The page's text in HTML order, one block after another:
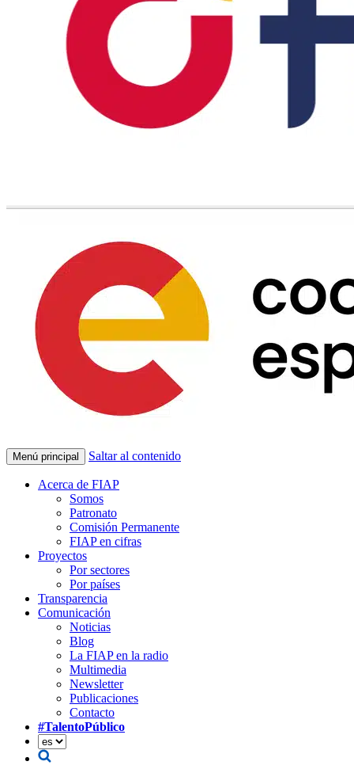
Menú principal Saltar al contenido
Acerca de FIAP
Somos
Patronato
Comisión Permanente
FIAP en cifras
Proyectos
Por sectores
Por países
Transparencia
Comunicación
Noticias
Blog
La FIAP en la radio
Multimedia
Newsletter
Publicaciones
Contacto
#TalentoPúblico